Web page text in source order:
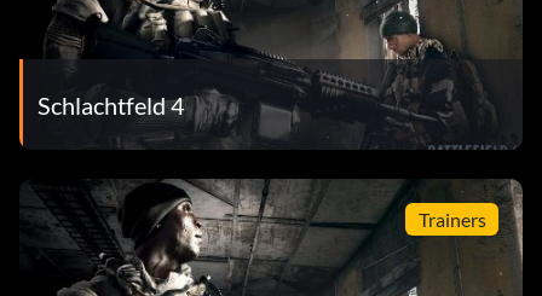
Fischen in Baku
Belohnung: 20 Punkte
Zielsetzung: Schließen Sie die Mission Baku in der
Kampagne ab.
Antediluvian
Schlachtfeld 4
Trainers